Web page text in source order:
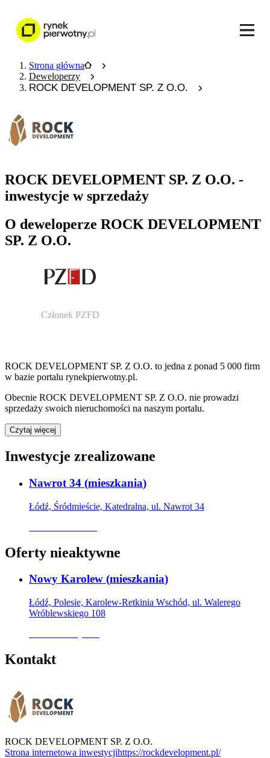
Strona główna
Deweloperzy
ROCK DEVELOPMENT SP. Z O.O.
ROCK DEVELOPMENT SP. Z O.O. -
inwestycje w sprzedaży
O deweloperze ROCK DEVELOPMENT
SP. Z O.O.
Członek PZFD
ROCK DEVELOPMENT SP. Z O.O. to jedna z ponad 5 000 firm
w bazie portalu rynekpierwotny.pl.
Obecnie ROCK DEVELOPMENT SP. Z O.O. nie prowadzi
sprzedaży swoich nieruchomości na naszym portalu.
Czytaj więcej
Inwestycje zrealizowane
Nawrot 34 (mieszkania)
Łódź, Śródmieście, Katedralna, ul. Nawrot 34
Oferty nieaktywne
Nowy Karolew (mieszkania)
Łódź, Polesie, Karolew-Retkinia Wschód, ul. Walerego
Wróblewskiego 108
Kontakt
ROCK DEVELOPMENT SP. Z O.O.
Strona internetowa inwestycjihttps://rockdevelopment.pl/